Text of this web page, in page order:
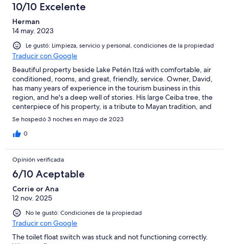
10/10 Excelente
Herman
14 may. 2023
Le gustó: Limpieza, servicio y personal, condiciones de la propiedad
Traducir con Google
Beautiful property beside Lake Petén Itzá with comfortable, air
conditioned, rooms, and great, friendly, service. Owner, David,
has many years of experience in the tourism business in this
region, and he's a deep well of stories. His large Ceiba tree, the
centerpiece of his property, is a tribute to Mayan tradition, and
he manages his grounds to attract a nice variety of birds.
Se hospedó 3 noches en mayo de 2023
0
Opinión verificada
6/10 Aceptable
Corrie or Ana
12 nov. 2025
No le gustó: Condiciones de la propiedad
Traducir con Google
The toilet float switch was stuck and not functioning correctly.